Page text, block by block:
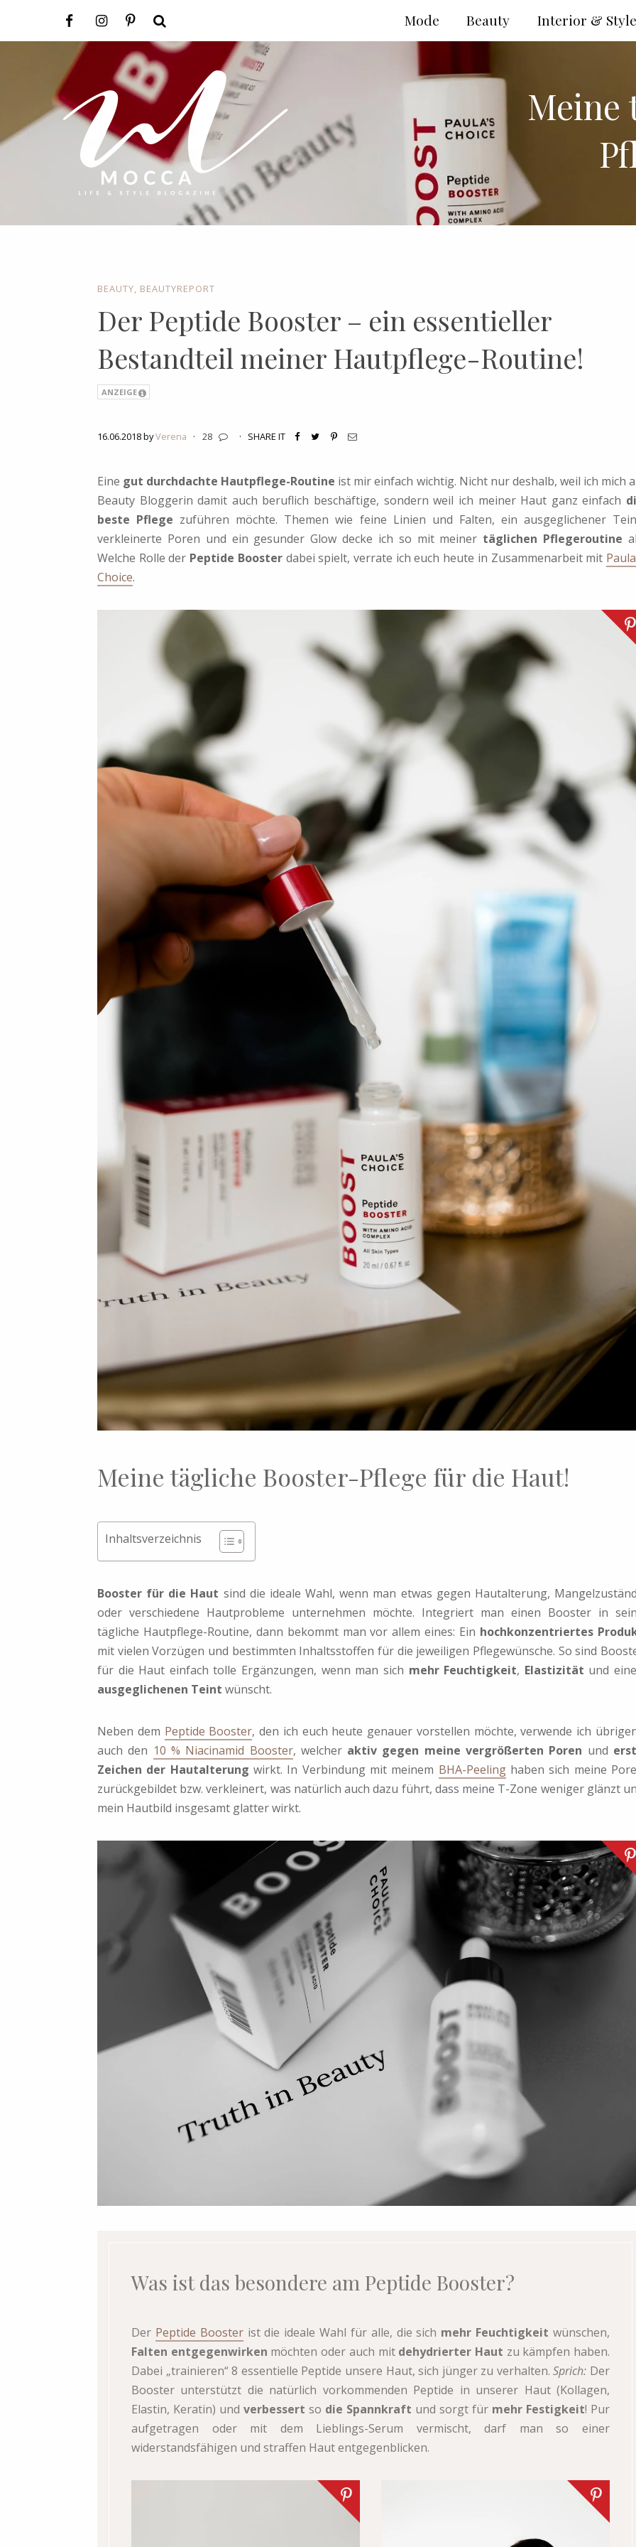
Meine
BEAUTY BEAUTYREPORT
Der Peptide Booster – ein essentieller
Bestandteil meiner Hautpflege-Routine!
ANZEIGE
16.06.2018 byVerena · 28 · SHARE IT
Eine gut durchdachte Hautpflege-Routine ist mir einfach wichtig. Nicht nur deshalb, weil ich mich
Beauty Bloggerin damit auch beruflich beschäftige, sondern weil ich meiner Haut ganz einfach
beste Pflege zuführen möchte. Themen wie feine Linien und Falten, ein ausgeglichener
verkleinerte Poren und ein gesunder Glow decke ich so mit meiner täglichen Pflegeroutine
Welche Rolle der Peptide Boosterdabei spielt, verrate ich euch heute in Zusammenarbeit mit
Choice.
Meine tägliche Booster-Pflege für die Haut!
Inhaltsverzeichnis
Booster für die Haut sind die ideale Wahl, wenn man etwas gegen Hautalterung,
oder verschiedene Hautprobleme unternehmen möchte. Integriert man einen Booster in
tägliche Hautpflege-Routine, dann bekommt man vor allem eines: Ein hochkonzentriertes
mit vielen Vorzügen und bestimmten Inhaltsstoffen für die jeweiligen Pflegewünsche. So sind
für die Haut einfach tolle Ergänzungen, wenn man sich mehr Feuchtigkeit, Elastizität und
ausgeglichenen Teint wünscht.
Neben dem Peptide Booster, den ich euch heute genauer vorstellen möchte, verwende ich
auch den 10 % Niacinamid Booster, welcher aktiv gegen meine vergrößerten Poren und
Zeichen der Hautalterung wirkt. In Verbindung mit meinem BHA-Peelinghaben sich meine
zurückgebildet bzw. verkleinert, was natürlich auch dazu führt, dass meine T-Zone weniger glänzt
mein Hautbild insgesamt glatter wirkt.
Was ist das besondere am Peptide Booster?
Der Peptide Boosterist die ideale Wahl für alle, die sich mehr Feuchtigkeit wünschen,
Falten entgegenwirken möchten oder auch mit dehydrierter Haut zu kämpfen haben.
Dabei „trainieren“ 8 essentielle Peptide unsere Haut, sich jünger zu verhalten.Sprich: Der
Booster unterstützt die natürlich vorkommenden Peptide in unserer Haut (Kollagen,
Elastin, Keratin) und verbessert so die Spannkraft und sorgt für mehr Festigkeit! Pur
aufgetragen oder mit dem Lieblings-Serum vermischt, darf man so einer
widerstandsfähigen und straffen Haut entgegenblicken.
Interior & Style
Beauty
Mode